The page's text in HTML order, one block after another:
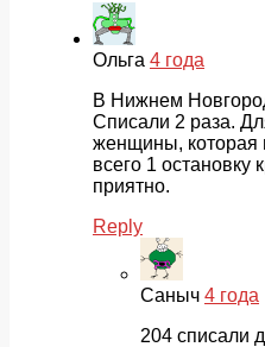
Ольга 4 года
В Нижнем
Списали 2 раза.
женщины, которая
всего 1 остановку
приятно.
Reply
Саныч 4 года
204 списали